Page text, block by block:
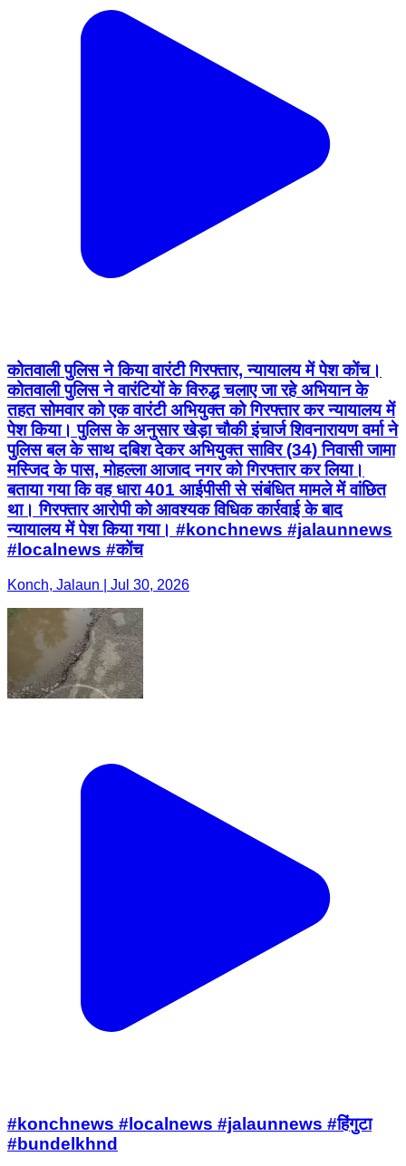
कोतवाली पुलिस ने किया वारंटी गिरफ्तार, न्यायालय में पेश कोंच।
कोतवाली पुलिस ने वारंटियों के विरुद्ध चलाए जा रहे अभियान के
तहत सोमवार को एक वारंटी अभियुक्त को गिरफ्तार कर न्यायालय में
पेश किया। पुलिस के अनुसार खेड़ा चौकी इंचार्ज शिवनारायण वर्मा ने
पुलिस बल के साथ दबिश देकर अभियुक्त साविर (34) निवासी जामा
मस्जिद के पास, मोहल्ला आजाद नगर को गिरफ्तार कर लिया।
बताया गया कि वह धारा 401 आईपीसी से संबंधित मामले में वांछित
था। गिरफ्तार आरोपी को आवश्यक विधिक कार्रवाई के बाद
न्यायालय में पेश किया गया। #konchnews #jalaunnews
#localnews #कोंच
Konch, Jalaun | Jul 30, 2026
#konchnews #localnews #jalaunnews #हिंगुटा
#bundelkhnd